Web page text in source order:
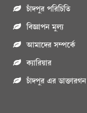
চাঁদপুর পরিচিতি
বিজ্ঞাপন মুল্য
আমাদের সম্পর্কে
ক্যারিয়ার
চাঁদপুর এর ডাক্তারগন